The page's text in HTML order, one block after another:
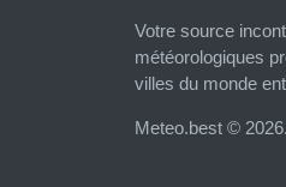
Votre source
météorologiques
villes du monde
Meteo.best ©